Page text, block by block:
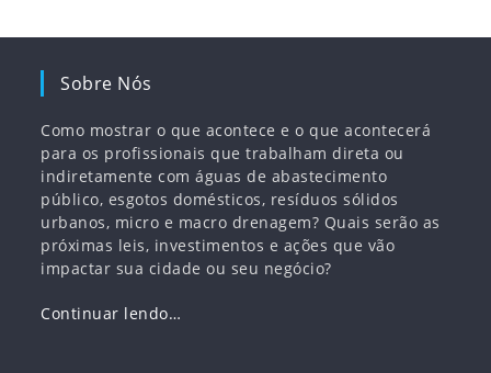
Sobre Nós
Como mostrar o que acontece e o que acontecerá
para os profissionais que trabalham direta ou
indiretamente com águas de abastecimento
público, esgotos domésticos, resíduos sólidos
urbanos, micro e macro drenagem? Quais serão as
próximas leis, investimentos e ações que vão
impactar sua cidade ou seu negócio?
Continuar lendo…